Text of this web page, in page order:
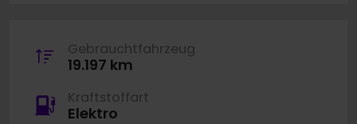
Gebrauchtfahrzeug
19.197 km
Kraftstoffart
Elektro